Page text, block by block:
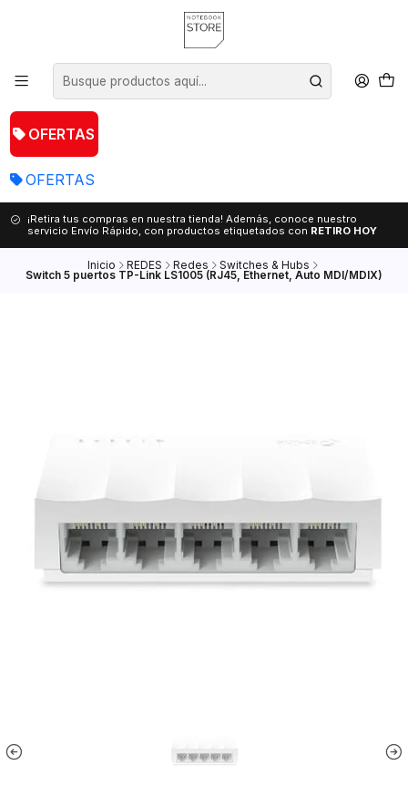
OFERTAS
OFERTAS
¡Retira tus compras en nuestra tienda! Además, conoce nuestro
servicio Envío Rápido, con productos etiquetados con RETIRO HOY
Inicio REDES Redes Switches & Hubs
Switch 5 puertos TP-Link LS1005 (RJ45, Ethernet, Auto MDI/MDIX)